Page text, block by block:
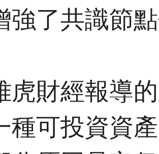
強了共識節
虎財經報導
種可投資資